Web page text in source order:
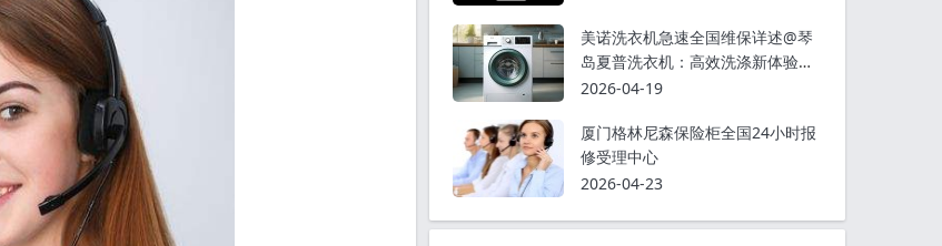
美诺洗衣机急速全国维保详述@琴
岛夏普洗衣机：高效洗涤新体验，
家居清洁好帮手
2026-04-19
厦门格林尼森保险柜全国24小时报
修受理中心
2026-04-23